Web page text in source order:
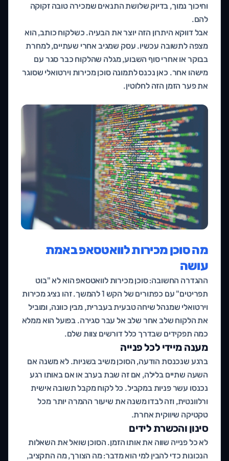
וחיכוך נמוך, בדיוק שלושת התנאים שמכירה טובה זקוקה
להם.
אבל דווקא היתרון הזה יוצר את הבעיה. כשלקוח כותב, הוא
מצפה לתשובה עכשיו. עסק שמגיב אחרי שעתיים, למחרת
בבוקר או אחרי סוף השבוע, מגלה שהלקוח כבר סגר עם
מישהו אחר. כאן נכנס לתמונה סוכן מכירות וירטואלי שסוגר
את פער הזמן הזה לחלוטין.
מה סוכן מכירות לוואטסאפ באמת
עושה
ההגדרה החשובה: סוכן מכירות לוואטסאפ הוא לא "בוט
תפריטים" עם כפתורים של הקש 1 להמשך. זהו נציג מכירות
וירטואלי שמנהל שיחה טבעית בעברית, מבין כוונה, ומוביל
את הלקוח שלב אחר שלב אל עבר סגירה. בפועל הוא ממלא
כמה תפקידים שבדרך כלל דורשים צוות שלם.
מענה מיידי לכל פנייה
ברגע שנכנסת הודעה, הסוכן משיב בשניות. לא משנה אם
השעה שתיים בלילה, אם זה שבת בערב או אם באותו רגע
נכנסו עשר פניות במקביל. כל לקוח מקבל תשובה אישית
ורלוונטית, וזה לבדו משנה את שיעור ההמרה יותר מכל
טקטיקה שיווקית אחרת.
סינון והכשרת לידים
לא כל פנייה שווה את אותו הזמן. הסוכן שואל את השאלות
הנכונות כדי להבין למי הוא מדבר: מה הצורך, מה התקציב,